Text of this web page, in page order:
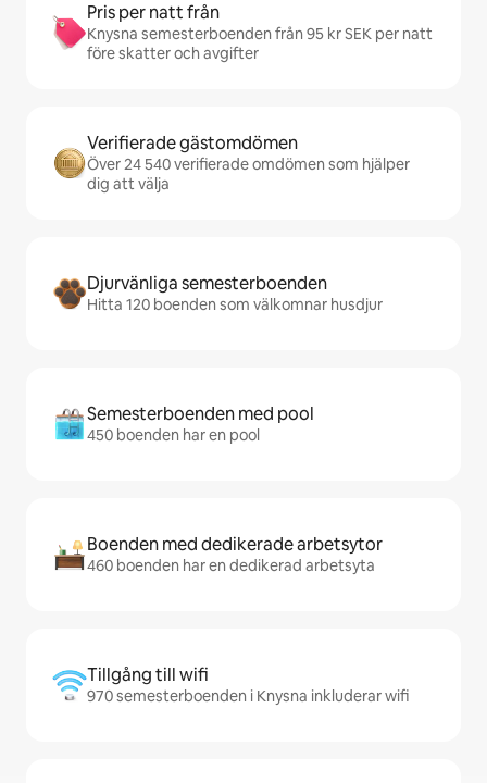
Pris per natt från
Knysna semesterboenden från 95 kr SEK per natt
före skatter och avgifter
Verifierade gästomdömen
Över 24 540 verifierade omdömen som hjälper
dig att välja
Djurvänliga semesterboenden
Hitta 120 boenden som välkomnar husdjur
Semesterboenden med pool
450 boenden har en pool
Boenden med dedikerade arbetsytor
460 boenden har en dedikerad arbetsyta
Tillgång till wifi
970 semesterboenden i Knysna inkluderar wifi